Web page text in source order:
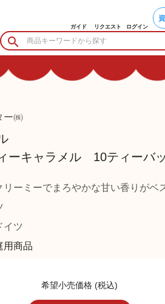
ガイド リクエスト ログイン
ー㈱
ーキャラメル 10ティーバ
リーミーでまろやかな甘い香りがベ
ツ
商品
希望小売価格 (税込)